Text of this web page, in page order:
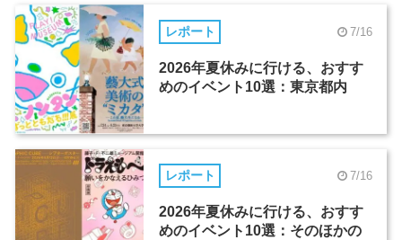
レポート 7/16
2026年夏休みに行ける、おすす
めのイベント10選：東京都内
レポート 7/16
2026年夏休みに行ける、おすす
めのイベント10選：そのほかの